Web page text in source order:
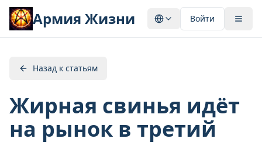
Армия Жизни Войти
Назад к статьям
Жирная свинья идёт
на рынок в третий